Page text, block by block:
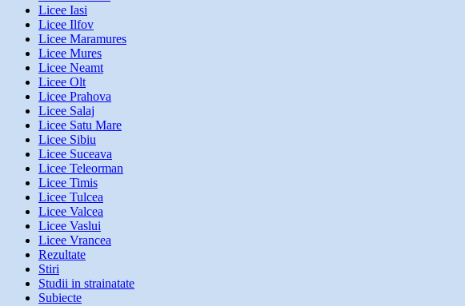
Licee Iasi
Licee Ilfov
Licee Maramures
Licee Mures
Licee Neamt
Licee Olt
Licee Prahova
Licee Salaj
Licee Satu Mare
Licee Sibiu
Licee Suceava
Licee Teleorman
Licee Timis
Licee Tulcea
Licee Valcea
Licee Vaslui
Licee Vrancea
Rezultate
Stiri
Studii in strainatate
Subiecte